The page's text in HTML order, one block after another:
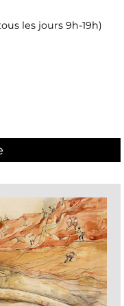
les jours 9h-19h)